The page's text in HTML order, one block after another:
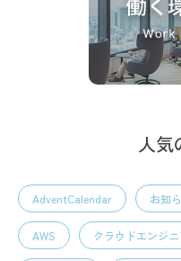
人気
AdventCalendar お知
AWS クラウドエンジニ